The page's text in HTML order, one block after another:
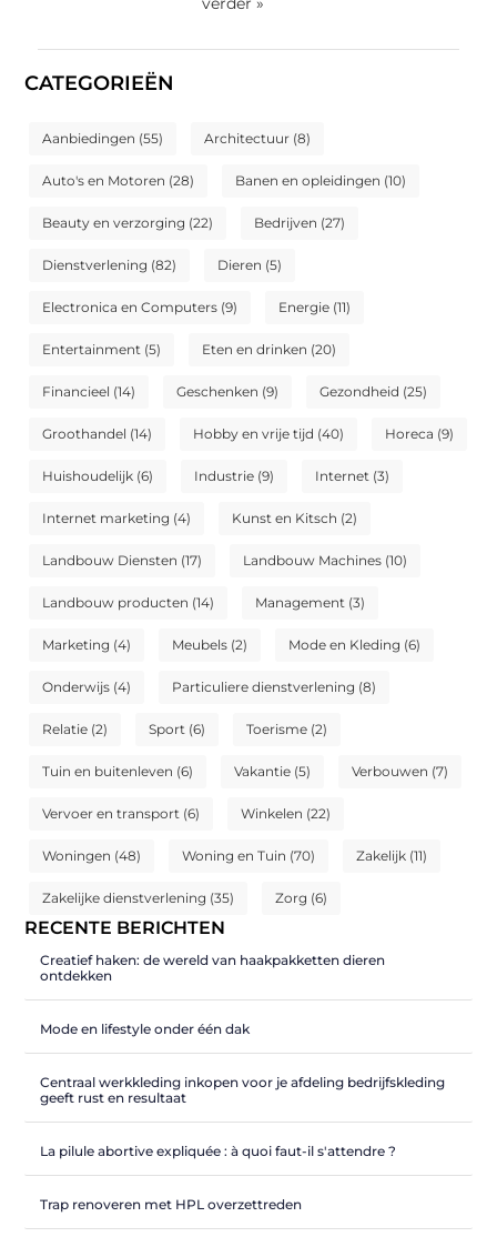
CATEGORIEËN
Aanbiedingen (55) Architectuur (8)
Auto's en Motoren (28) Banen en opleidingen (10)
Beauty en verzorging (22) Bedrijven (27)
Dienstverlening (82) Dieren (5)
Electronica en Computers (9) Energie (11)
Entertainment (5) Eten en drinken (20)
Financieel (14) Geschenken (9) Gezondheid (25)
Groothandel (14) Hobby en vrije tijd (40) Horeca (9)
Huishoudelijk (6) Industrie (9) Internet (3)
Internet marketing (4) Kunst en Kitsch (2)
Landbouw Diensten (17) Landbouw Machines (10)
Landbouw producten (14) Management (3)
Marketing (4) Meubels (2) Mode en Kleding (6)
Onderwijs (4) Particuliere dienstverlening (8)
Relatie (2) Sport (6) Toerisme (2)
Tuin en buitenleven (6) Vakantie (5) Verbouwen (7)
Vervoer en transport (6) Winkelen (22)
Woningen (48) Woning en Tuin (70) Zakelijk (11)
Zakelijke dienstverlening (35) Zorg (6)
RECENTE BERICHTEN
Creatief haken: de wereld van haakpakketten dieren
ontdekken
Mode en lifestyle onder één dak
Centraal werkkleding inkopen voor je afdeling bedrijfskleding
geeft rust en resultaat
La pilule abortive expliquée : à quoi faut-il s'attendre ?
Trap renoveren met HPL overzettreden